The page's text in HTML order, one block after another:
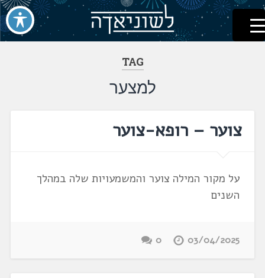
דלג
לתוכן
לשוניאדה
עברית. לשון. שפה
TAG
למצער
צוער – רופא-צוער
על מקור המילה צוער והמשמעויות שלה במהלך
השנים
03/04/2025
0